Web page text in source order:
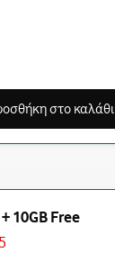
στο καλάθι
10GB Free